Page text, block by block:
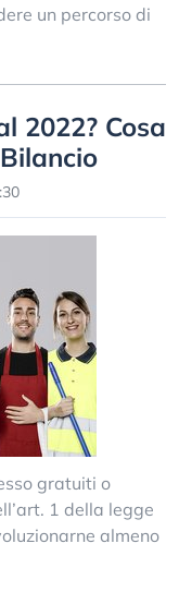
un percorso di
2022? Cosa
gratuiti o
1 della legge
almeno